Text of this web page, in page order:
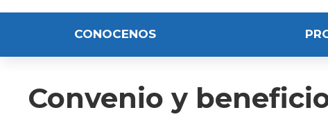
CONOCENOS
Convenio y